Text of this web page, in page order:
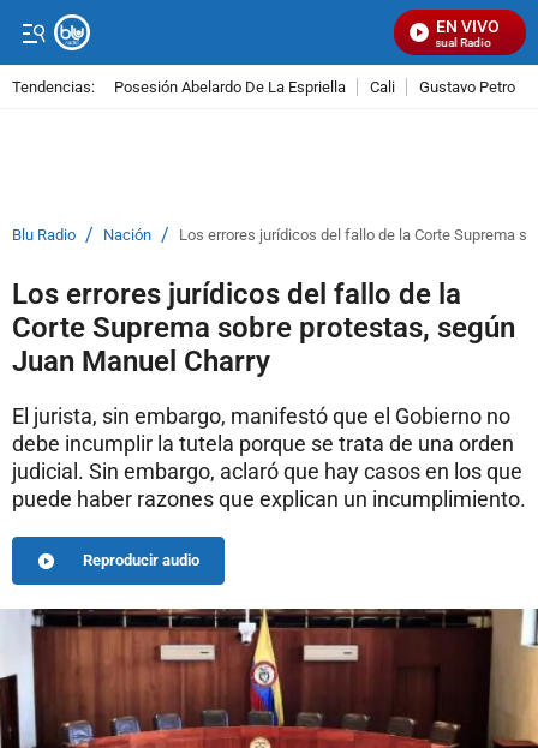
EN VIVO
Señal Visual Radio
Tendencias: Posesión Abelardo De La Espriella Cali Gustavo Petro
Blu Radio / Nación / Los errores jurídicos del fallo de la Corte Suprema
Los errores jurídicos del fallo de la
Corte Suprema sobre protestas, según
Juan Manuel Charry
El jurista, sin embargo, manifestó que el Gobierno no
debe incumplir la tutela porque se trata de una orden
judicial. Sin embargo, aclaró que hay casos en los que
puede haber razones que explican un incumplimiento.
Reproducir audio